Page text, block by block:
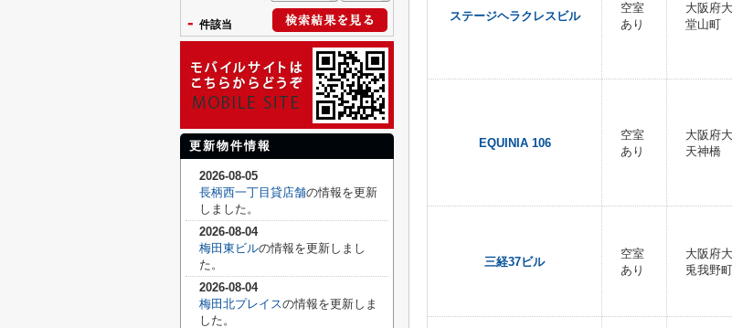
ステージヘラクレスビル
空室
あり
大阪府
堂山町
EQUINIA 106
空室
あり
大阪府
天神橋
三経37ビル
空室
あり
大阪府
兎我野町
- 件該当
更新物件情報
2026-08-05
長柄西一丁目貸店舗の情報を更新
しました。
2026-08-04
梅田東ビルの情報を更新しまし
た。
2026-08-04
梅田北プレイスの情報を更新しま
した。